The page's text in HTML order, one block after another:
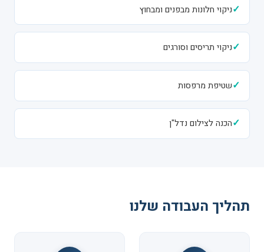
✓ניקוי חלונות מבפנים ומבחוץ
✓ניקוי תריסים וסורגים
✓שטיפת מרפסות
✓הכנה לצילום נדל"ן
תהליך העבודה שלנו